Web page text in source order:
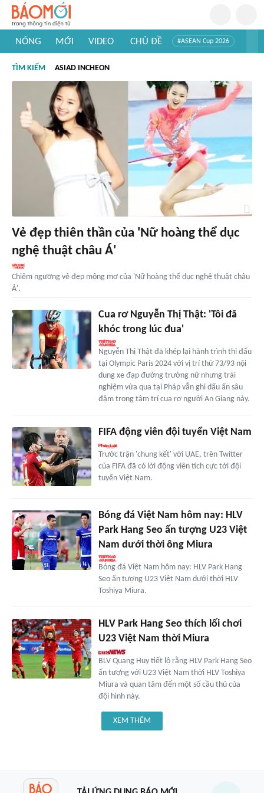
NÓNG MỚI VIDEO CHỦ ĐỀ #ASEAN Cup 2026
#Khám phá thế giới
TÌM KIẾM ASIAD INCHEON
Vẻ đẹp thiên thần của 'Nữ hoàng thể dục
nghệ thuật châu Á'
Chiêm ngưỡng vẻ đẹp mộng mơ của 'Nữ hoàng thể dục nghệ thuật châu
Á'.
Cua rơ Nguyễn Thị Thật: 'Tôi đã
khóc trong lúc đua'
Nguyễn Thị Thật đã khép lại hành trình thi đấu
tại Olympic Paris 2024 với vị trí thứ 73/93 nội
dung xe đạp đường trường nữ nhưng trải
nghiệm vừa qua tại Pháp vẫn ghi dấu ấn sâu
đậm trong tâm trí cua rơ người An Giang này.
FIFA động viên đội tuyển Việt Nam
Trước trận 'chung kết' với UAE, trên Twitter
của FIFA đã có lời động viên tích cực tới đội
tuyển Việt Nam.
Bóng đá Việt Nam hôm nay: HLV
Park Hang Seo ấn tượng U23 Việt
Nam dưới thời ông Miura
Bóng đá Việt Nam hôm nay: HLV Park Hang
Seo ấn tượng U23 Việt Nam dưới thời HLV
Toshiya Miura.
HLV Park Hang Seo thích lối chơi
U23 Việt Nam thời Miura
BLV Quang Huy tiết lộ rằng HLV Park Hang Seo
ấn tượng với U23 Việt Nam thời HLV Toshiya
Miura và quan tâm đến một số cầu thủ của
đội hình này.
XEM THÊM